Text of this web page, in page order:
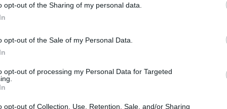
opt-out of the Sharing of my personal data.
opt-out of the Sale of my Personal Data.
opt-out of processing my Personal Data for Targeted
opt-out of Collection, Use, Retention, Sale, and/or Sharing
una sconfitta per il Cremlino
all’opinione pubblica; una débâcle
prima del 24 febbraio, data dell’inizio